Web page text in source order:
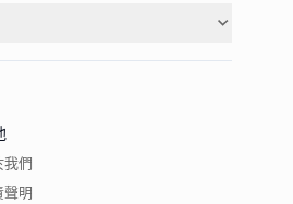
我們
聲明